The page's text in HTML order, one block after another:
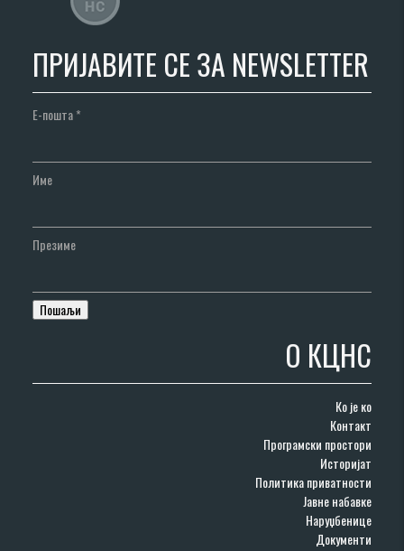
ПРИЈАВИТЕ СЕ ЗА NEWSLETTER
Е-пошта*
Име
Презиме
О КЦНС
Ко је ко
Контакт
Програмски простори
Историјат
Политика приватности
Јавне набавке
Наруџбенице
Документи